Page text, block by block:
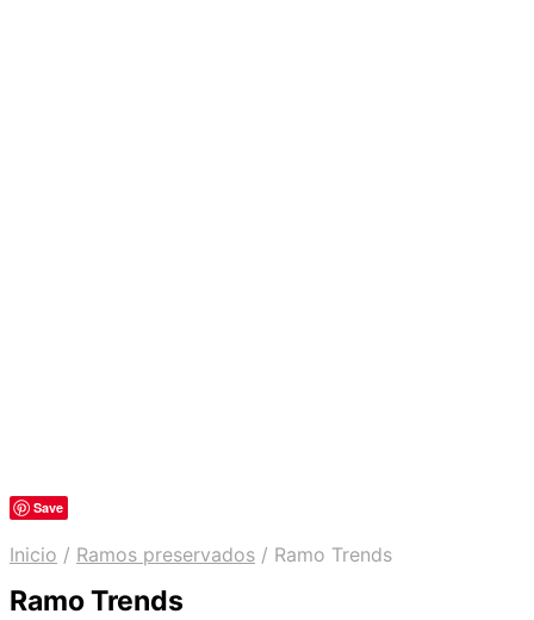
Save
Inicio / Ramos preservados / Ramo Trends
Ramo Trends